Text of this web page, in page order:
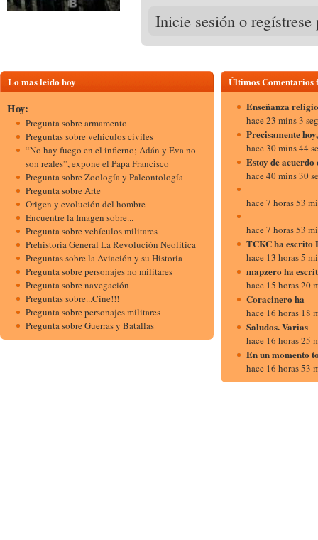
Inicie sesión o
Lo mas leido hoy
Hoy:
Pregunta sobre armamento
Preguntas sobre vehiculos civiles
“No hay fuego en el infierno; Adán y Eva no
son reales”, expone el Papa Francisco
Pregunta sobre Zoología y Paleontología
Pregunta sobre Arte
Origen y evolución del hombre
Encuentre la Imagen sobre...
Pregunta sobre vehículos militares
Prehistoria General La Revolución Neolítica
Preguntas sobre la Aviación y su Historia
Pregunta sobre personajes no militares
Pregunta sobre navegación
Preguntas sobre...Cine!!!
Pregunta sobre personajes militares
Pregunta sobre Guerras y Batallas
Últimos
Enseñanza
hace 23 mins 3
Precisamente
hace 30 mins 44
Estoy de acuerdo
hace 40 mins 30
hace 7 horas 53
hace 7 horas 53
TCKC ha escrito
hace 13 horas 5
mapzero ha
hace 15 horas 20
Coracinero ha
hace 16 horas 18
Saludos. Varias
hace 16 horas 25
En un momento
hace 16 horas 53